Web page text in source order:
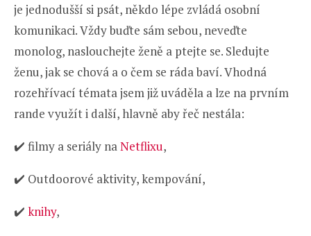
je jednodušší si psát, někdo lépe zvládá osobní
komunikaci. Vždy buďte sám sebou, neveďte
monolog, naslouchejte ženě a ptejte se. Sledujte
ženu, jak se chová a o čem se ráda baví. Vhodná
rozehřívací témata jsem již uváděla a lze na prvním
rande využít i další, hlavně aby řeč nestála:
✔️ filmy a seriály naNetflixu,
✔️ Outdoorové aktivity, kempování,
✔️ knihy,